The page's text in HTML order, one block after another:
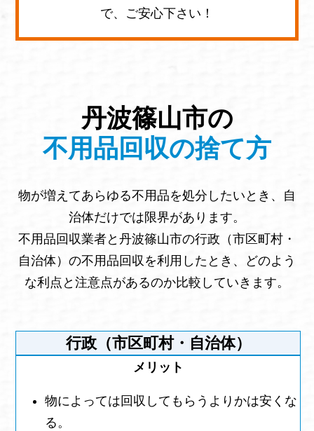
で、ご安心下さい！
丹波篠山市の
不用品回収の捨て方
物が増えてあらゆる不用品を処分したいとき、自
治体だけでは限界があります。
不用品回収業者と丹波篠山市の行政（市区町村・
自治体）の不用品回収を利用したとき、どのよう
な利点と注意点があるのか比較していきます。
行政（市区町村・自治体）
物によっては回収してもらうよりかは安くな
る。